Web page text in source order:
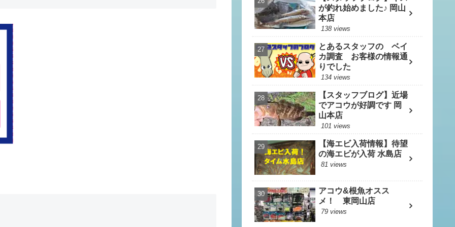
が釣れ始めました♪ 岡山
本店
138 views
とあるスタッフの ベイ
カ調査 お客様の情報通
りでした
134 views
【スタッフブログ】近場
でアコウが好調です 岡
山本店
101 views
【海エビ入荷情報】待望
の海エビが入荷 水島店
81 views
アコウ&根魚オスス
メ！ 東岡山店
79 views